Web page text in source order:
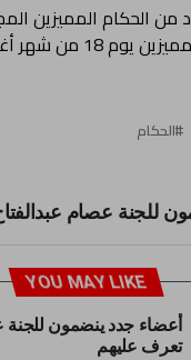
الحكام المميزين
معسكر الحكام
الحكام
للجنة عصام
YOU MAY LIKE
أعضاء جدد ينضمون للجنة
تعرف عليهم